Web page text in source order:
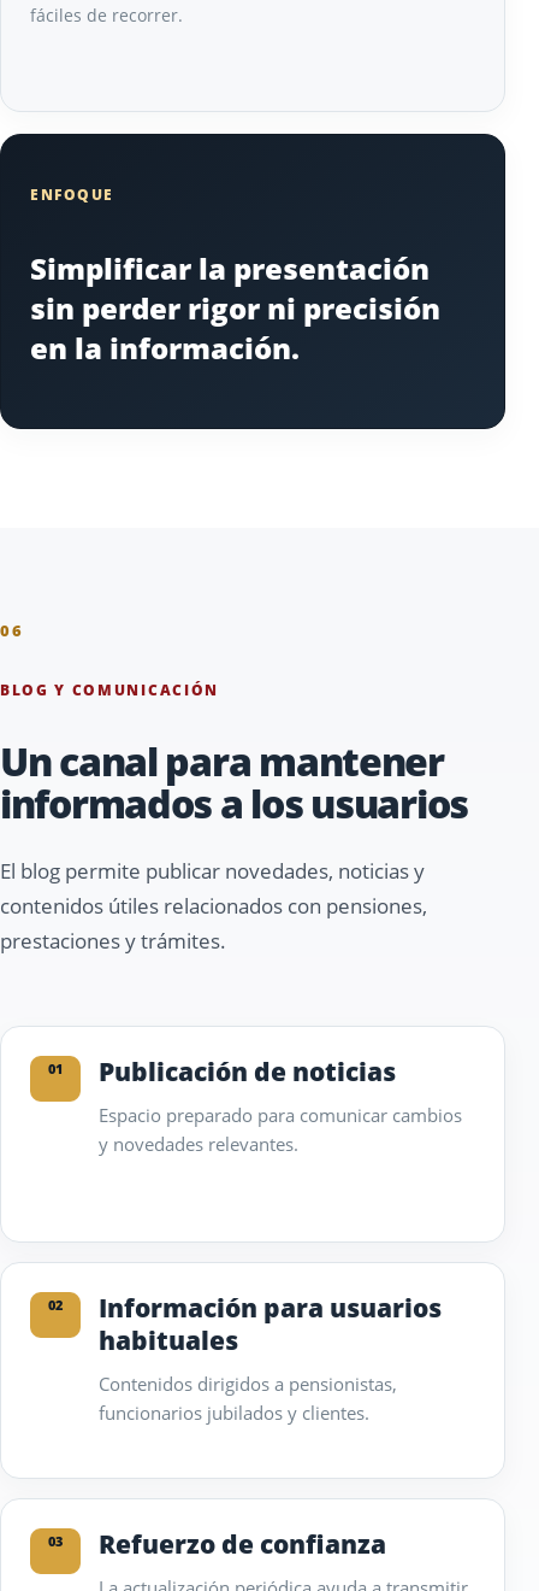
fáciles de recorrer.
ENFOQUE
Simplificar la presentación
sin perder rigor ni precisión
en la información.
06
BLOG Y COMUNICACIÓN
Un canal para mantener
informados a los usuarios
El blog permite publicar novedades, noticias y
contenidos útiles relacionados con pensiones,
prestaciones y trámites.
01 Publicación de noticias
Espacio preparado para comunicar cambios
y novedades relevantes.
02
Información para usuarios
habituales
Contenidos dirigidos a pensionistas,
funcionarios jubilados y clientes.
03 Refuerzo de confianza